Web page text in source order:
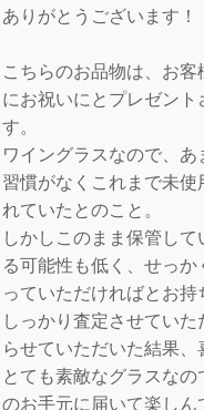
ありがとうございます！
こちらのお品物は、お
にお祝いにとプレゼン
す。
ワイングラスなので、
習慣がなくこれまで未使
れていたとのこと。
しかしこのまま保管し
る可能性も低く、せっ
っていただければとお持
しっかり査定させてい
らせていただいた結果、
とても素敵なグラスな
のお手元に届いて楽しん